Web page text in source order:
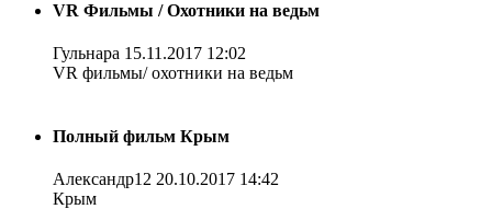
VR Фильмы / Охотники на ведьм
Гульнара 15.11.2017 12:02
VR фильмы/ охотники на ведьм
Полный фильм Крым
Александр12 20.10.2017 14:42
Крым